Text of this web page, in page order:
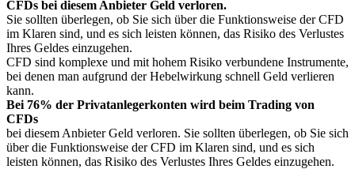
CFDs bei diesem Anbieter Geld verloren.
Sie sollten überlegen, ob Sie sich über die Funktionsweise der CFD
im Klaren sind, und es sich leisten können, das Risiko des Verlustes
Ihres Geldes einzugehen.
CFD sind komplexe und mit hohem Risiko verbundene Instrumente,
bei denen man aufgrund der Hebelwirkung schnell Geld verlieren
kann.
Bei 76% der Privatanlegerkonten wird beim Trading von
CFDs
bei diesem Anbieter Geld verloren. Sie sollten überlegen, ob Sie sich
über die Funktionsweise der CFD im Klaren sind, und es sich
leisten können, das Risiko des Verlustes Ihres Geldes einzugehen.